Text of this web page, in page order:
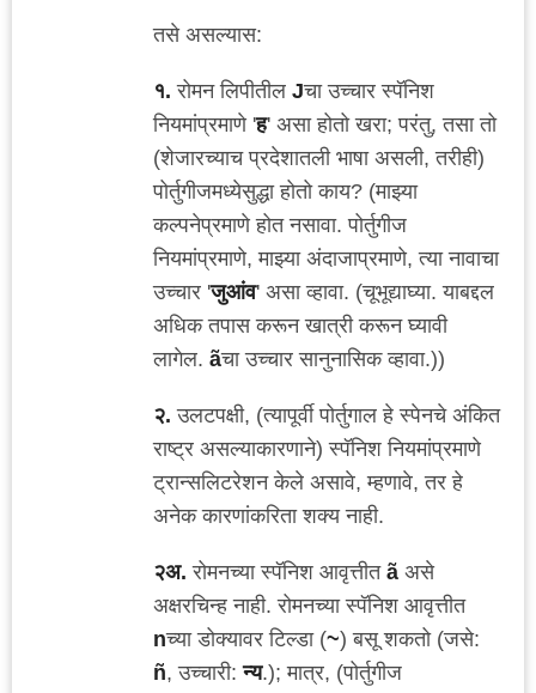
तसे असल्यास:
१. रोमन लिपीतील Jचा उच्चार स्पॅनिश
नियमांप्रमाणे 'ह' असा होतो खरा; परंतु, तसा तो
(शेजारच्याच प्रदेशातली भाषा असली, तरीही)
पोर्तुगीजमध्येसुद्धा होतो काय? (माझ्या
कल्पनेप्रमाणे होत नसावा. पोर्तुगीज
नियमांप्रमाणे, माझ्या अंदाजाप्रमाणे, त्या नावाचा
उच्चार 'जुआंव' असा व्हावा. (चूभूद्याघ्या. याबद्दल
अधिक तपास करून खात्री करून घ्यावी
लागेल. ãचा उच्चार सानुनासिक व्हावा.))
२. उलटपक्षी, (त्यापूर्वी पोर्तुगाल हे स्पेनचे अंकित
राष्ट्र असल्याकारणाने) स्पॅनिश नियमांप्रमाणे
ट्रान्सलिटरेशन केले असावे, म्हणावे, तर हे
अनेक कारणांकरिता शक्य नाही.
२अ. रोमनच्या स्पॅनिश आवृत्तीत ã असे
अक्षरचिन्ह नाही. रोमनच्या स्पॅनिश आवृत्तीत
nच्या डोक्यावर टिल्डा (~) बसू शकतो (जसे:
ñ, उच्चारी:न्य.); मात्र, (पोर्तुगीज